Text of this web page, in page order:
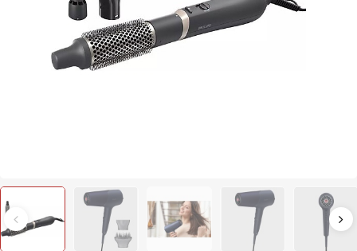
Kişisel Bakım
Züccaciye